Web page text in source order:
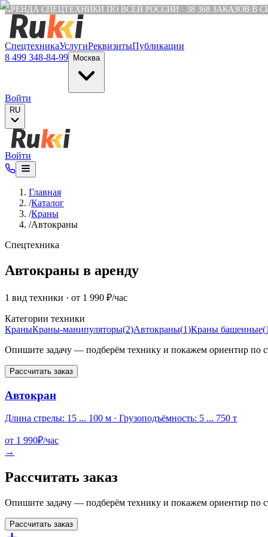
Verification: e6a4652c04df1fb8
АРЕНДА СПЕЦТЕХНИКИ ПО ВСЕЙ РОССИИ · 38 368 ЗАКАЗОВ В
СпецтехникаУслугиРеквизитыПубликации
8 499 348-84-99
Москва
Войти
RU
Войти
Главная
/Каталог
/Краны
/Автокраны
Спецтехника
Автокраны в аренду
1 вид техники · от 1 990 ₽/час
Категории техники
КраныКраны-манипуляторы(2)Автокраны(1)Краны башенные(1
Опишите задачу — подберём технику и покажем ориентир по
Рассчитать заказ
Автокран
Длина стрелы: 15 ... 100 м · Грузоподъёмность: 5 ... 750 т
от 1 990₽/час
→
Рассчитать заказ
Опишите задачу — подберём технику и покажем ориентир по
Рассчитать заказ